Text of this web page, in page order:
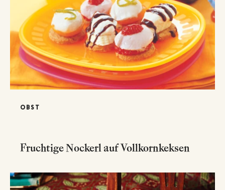
OBST
Fruchtige Nockerl auf Vollkornkeksen